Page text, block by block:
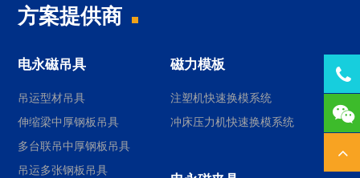
方案提供商
电永磁吊具
吊运型材吊具
伸缩梁中厚钢板吊具
多台联吊中厚钢板吊具
吊运多张钢板吊具
磁力模板
注塑机快速换模系统
冲床压力机快速换模系统
Tel